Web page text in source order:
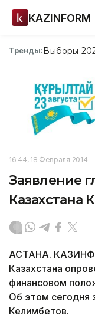
KAZINFORM
Тренды:Выборы-
16:44, 18 Февраля 2014
Заявление
Казахстана
АСТАНА.
Казахстана
финансовом
Об этом сегодня
Келимбетов.